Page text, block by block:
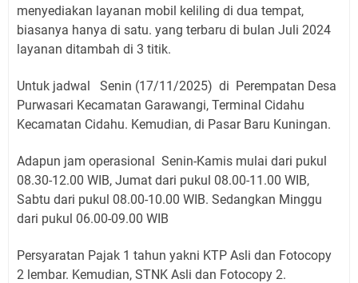
menyediakan layanan mobil keliling di dua tempat,
biasanya hanya di satu. yang terbaru di bulan Juli 2024
layanan ditambah di 3 titik.
Untuk jadwal Senin (17/11/2025) di Perempatan Desa
Purwasari Kecamatan Garawangi, Terminal Cidahu
Kecamatan Cidahu. Kemudian, di Pasar Baru Kuningan.
Adapun jam operasional Senin-Kamis mulai dari pukul
08.30-12.00 WIB, Jumat dari pukul 08.00-11.00 WIB,
Sabtu dari pukul 08.00-10.00 WIB. Sedangkan Minggu
dari pukul 06.00-09.00 WIB
Persyaratan Pajak 1 tahun yakni KTP Asli dan Fotocopy
2 lembar. Kemudian, STNK Asli dan Fotocopy 2.